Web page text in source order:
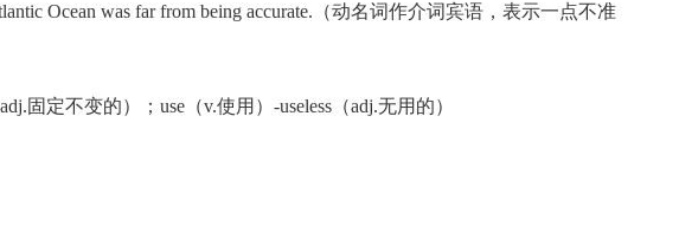
Ocean was far from being accurate.（动名词作介词宾语，表示一点不准
定不变的）；use（v.使用）-useless（adj.无用的）